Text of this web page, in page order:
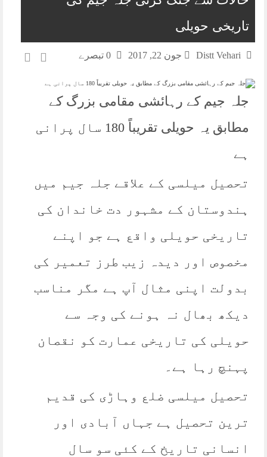
تاریخی حویلی
Distt Vehari جون 22, 2017
جلہ جیم کے رہائشی مقامی بزرگ کے
مطابق یہ حویلی تقریباً 180 سال پرانی
ہے
تحصیل میلسی کے علاقے جلہ جیم میں
ہندوستان کے مشہور دت خاندان کی
تاریخی حویلی واقع ہے جو اپنے
مخصوص اور دیدہ زیب طرز تعمیر کی
بدولت اپنی مثال آپ ہے مگر مناسب
دیکھ بھال نہ ہونے کی وجہ سے
حویلی کی تاریخی عمارت کو نقصان
پہنچ رہا ہے۔
تحصیل میلسی ضلع وہاڑی کی قدیم
ترین تحصیل ہے جہاں آبادی اور
انسانی تاریخ کے کئی سو سال